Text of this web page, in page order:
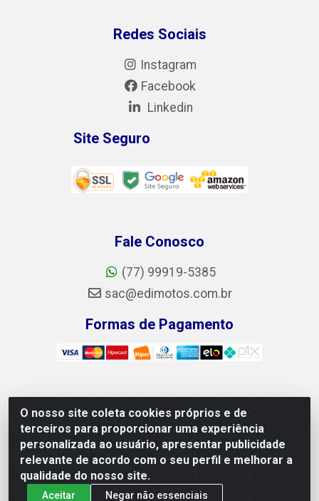
O nosso site coleta cookies próprios e de
terceiros para proporcionar uma experiência
personalizada ao usuário, apresentar publicidade
relevante de acordo com o seu perfil e melhorar a
qualidade do nosso site.
Aceitar Negar não essenciais
Redes Sociais
Instagram
Facebook
Linkedin
Site Seguro
Fale Conosco
(77) 99919-5385
sac@edimotos.com.br
Formas de Pagamento
Edimotos Edilson Martins do Prado Ferraz LTDA - CNPJ
06.184.828/0001-23 - Rua Libano, 255, L-1,
Jd.guanabara - Felicia, Vitória da Conquista/BA - CEP
45055-225